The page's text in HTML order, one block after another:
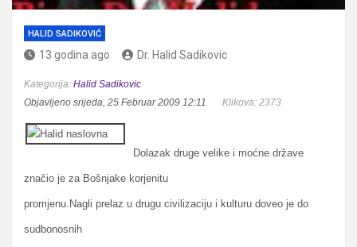
HALID SADIKOVIĆ
13 godina ago Dr. Halid Sadikovic
Kategorija: Halid Sadikovic
Objavljeno srijeda, 25 Februar 2009 12:11
Klikova: 2373
Dolazak druge velike i moćne države
značio je za Bošnjake korjenitu
promjenu.Nagli prelaz u drugu civilizaciju i kulturu doveo je do
sudbonosnih